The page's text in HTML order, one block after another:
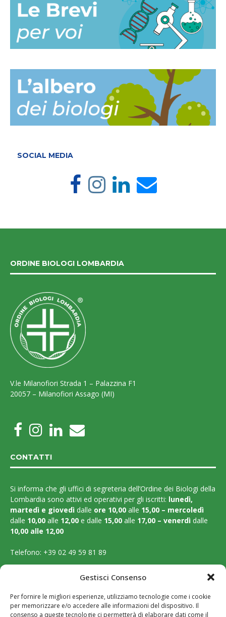
Gestisci Consenso
Per fornire le migliori esperienze, utilizziamo tecnologie come i cookie
per memorizzare e/o accedere alle informazioni del dispositivo. Il
consenso a queste tecnologie ci permetterà di elaborare dati come il
SOCIAL MEDIA
ORDINE BIOLOGI LOMBARDIA
V.le Milanofiori Strada 1 – Palazzina F1
20057 – Milanofiori Assago (MI)
CONTATTI
Si informa che gli uffici di segreteria dell’Ordine dei Biologi della
Lombardia sono attivi ed operativi per gli iscritti: lunedì,
martedì e giovedì dalle ore 10,00 alle 15,00 – mercoledì
dalle 10,00 alle 12,00 e dalle 15,00 alle 17,00 – venerdì dalle
10,00 alle 12,00
Telefono: +39 02 49 59 81 89
segreteria@ordinebiologilombardia.it
LEGAL PAGES